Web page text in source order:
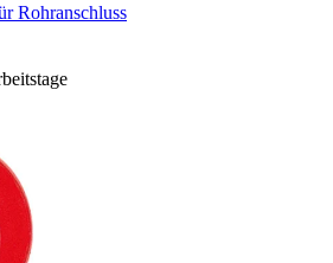
Rohranschluss